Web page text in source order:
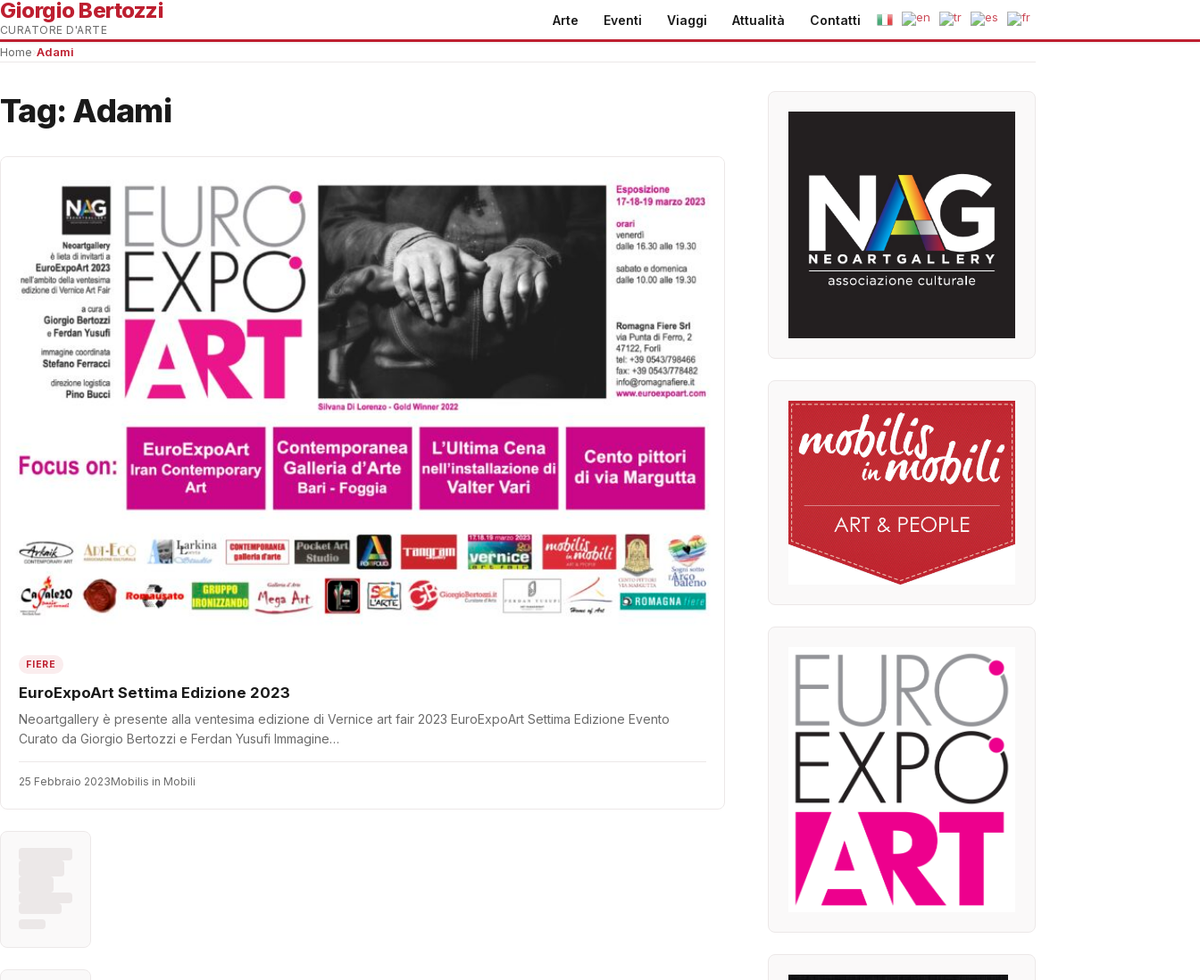
Giorgio Bertozzi
CURATORE D'ARTE
Arte Eventi Viaggi Attualità Contatti
Home Adami
Tag: Adami
FIERE
EuroExpoArt Settima Edizione 2023
Neoartgallery è presente alla ventesima edizione di Vernice art fair 2023 EuroExpoArt Settima Edizione Evento
Curato da Giorgio Bertozzi e Ferdan Yusufi Immagine…
25 Febbraio 2023Mobilis in Mobili